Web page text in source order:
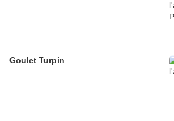
Goulet Turpin